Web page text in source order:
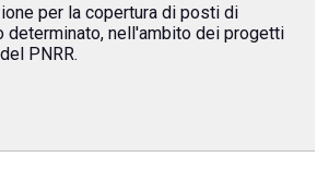
per la copertura di posti di
determinato, nell'ambito dei progetti
PNRR.